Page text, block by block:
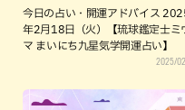
今日の占い・開運アドバイス
年2月18日（火）【琉球鑑定士ミ
マ まいにち九星気学開運占い】
2025/